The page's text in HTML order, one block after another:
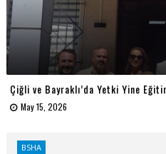
Çiğli ve Bayraklı’da Yetki Yine
May 15, 2026
BSHA